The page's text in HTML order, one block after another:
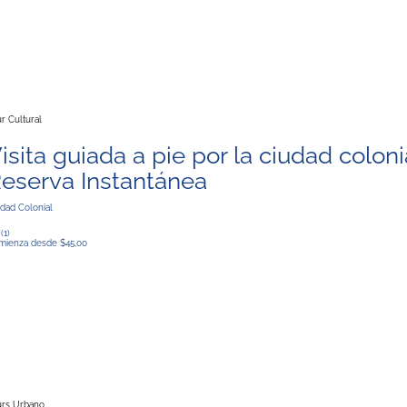
Cultural
guiada a pie por la ciudad
Instantánea
Colonial
(1)
desde $45,00
Urbano